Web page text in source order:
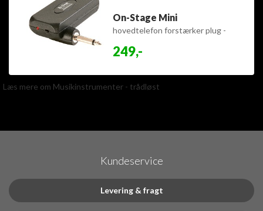
On-Stage Mini
hovedtelefon forstærker plug -
249,-
Læs mere om Musikinstrumenter - trådløst
Kundeservice
Levering & fragt